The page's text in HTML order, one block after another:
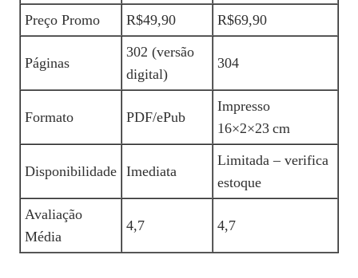
Preço Promo
R$49,90 R$69,90
Páginas
302 (versão
digital)
304
Formato PDF/ePub
Impresso
16×2×23 cm
Disponibilidade Imediata
Limitada – verifica
estoque
Avaliação
Média
4,7 4,7